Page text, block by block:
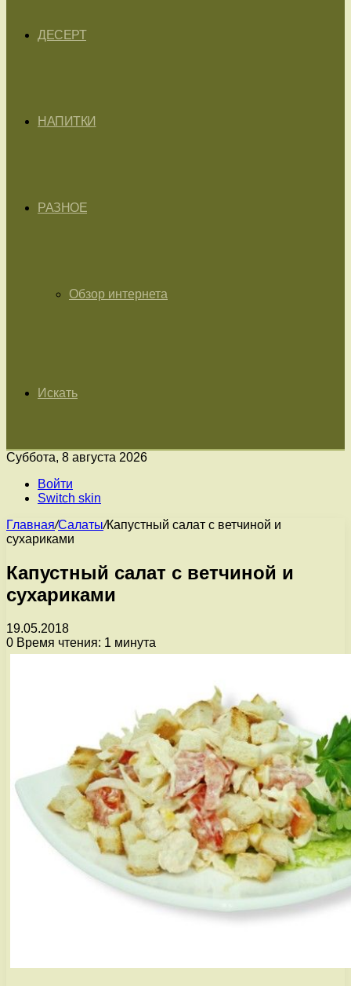
ДЕСЕРТ
НАПИТКИ
РАЗНОЕ
Обзор интернета
Искать
Суббота, 8 августа 2026
Войти
Switch skin
Главная/Салаты/Капустный салат с ветчиной и
сухариками
Капустный салат с ветчиной и
сухариками
19.05.2018
0 Время чтения: 1 минута